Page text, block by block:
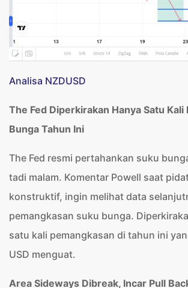
Analisa NZDUSD
The Fed Diperkirakan Hanya Satu Kali
Bunga Tahun Ini
The Fed resmi pertahankan suku
tadi malam. Komentar Powell saat
konstruktif, ingin melihat data
pemangkasan suku bunga.
satu kali pemangkasan di tahun ini
USD menguat.
Area Sideways Dibreak, Incar Pull